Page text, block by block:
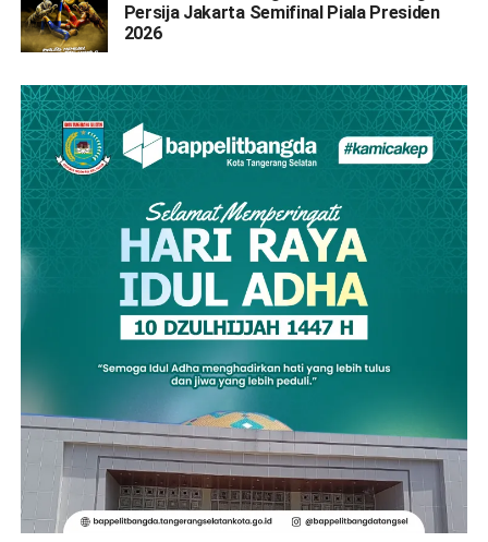
Persija Jakarta Semifinal Piala Presiden
2026